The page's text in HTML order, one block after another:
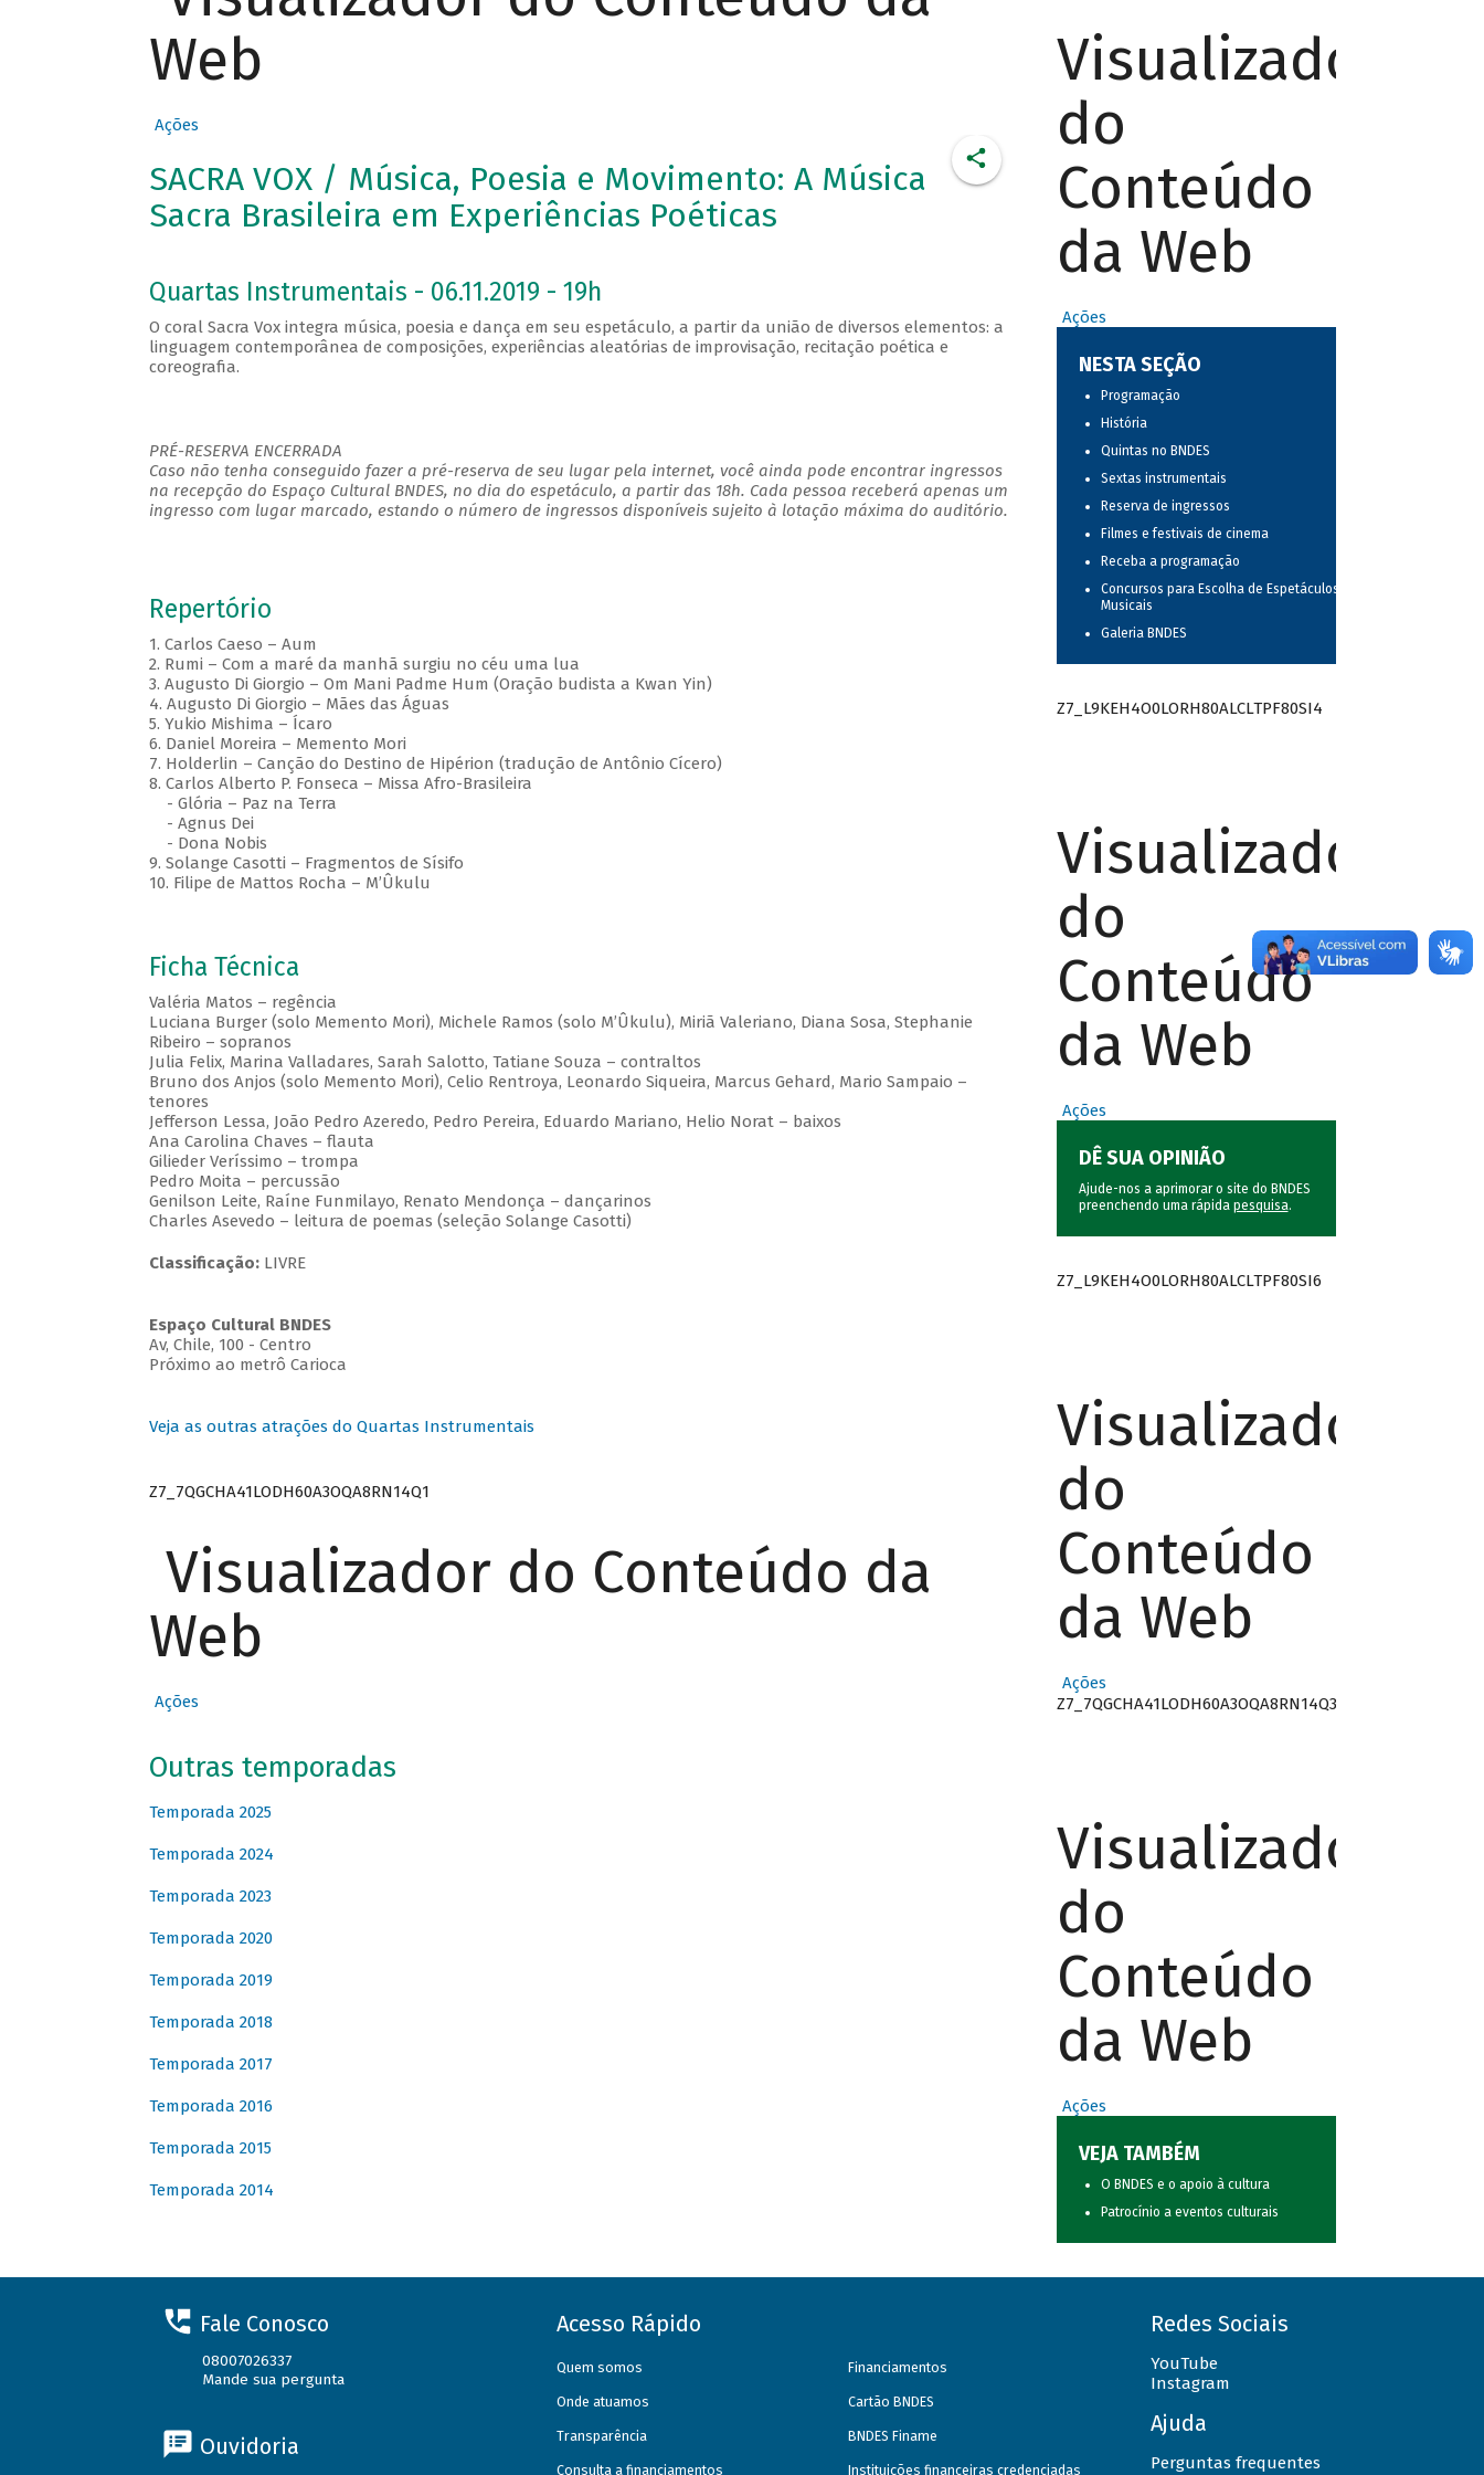
Web
Ações
SACRA VOX / Música, Poesia e Movimento: A Música
Sacra Brasileira em Experiências Poéticas
Quartas Instrumentais - 06.11.2019 - 19h
O coral Sacra Vox integra música, poesia e dança em seu espetáculo, a partir da união de diversos elementos: a
linguagem contemporânea de composições, experiências aleatórias de improvisação, recitação poética e
coreografia.
PRÉ-RESERVA ENCERRADA
Caso não tenha conseguido fazer a pré-reserva de seu lugar pela internet, você ainda pode encontrar ingressos
na recepção do Espaço Cultural BNDES, no dia do espetáculo, a partir das 18h. Cada pessoa receberá apenas um
ingresso com lugar marcado, estando o número de ingressos disponíveis sujeito à lotação máxima do auditório.
Repertório
1. Carlos Caeso – Aum
2. Rumi – Com a maré da manhã surgiu no céu uma lua
3. Augusto Di Giorgio – Om Mani Padme Hum (Oração budista a Kwan Yin)
4. Augusto Di Giorgio – Mães das Águas
5. Yukio Mishima – Ícaro
6. Daniel Moreira – Memento Mori
7. Holderlin – Canção do Destino de Hipérion (tradução de Antônio Cícero)
8. Carlos Alberto P. Fonseca – Missa Afro-Brasileira
- Glória – Paz na Terra
- Agnus Dei
- Dona Nobis
9. Solange Casotti – Fragmentos de Sísifo
10. Filipe de Mattos Rocha – M’Ûkulu
Ficha Técnica
Valéria Matos – regência
Luciana Burger (solo Memento Mori), Michele Ramos (solo M’Ûkulu), Miriã Valeriano, Diana Sosa, Stephanie
Ribeiro – sopranos
Julia Felix, Marina Valladares, Sarah Salotto, Tatiane Souza – contraltos
Bruno dos Anjos (solo Memento Mori), Celio Rentroya, Leonardo Siqueira, Marcus Gehard, Mario Sampaio –
tenores
Jefferson Lessa, João Pedro Azeredo, Pedro Pereira, Eduardo Mariano, Helio Norat – baixos
Ana Carolina Chaves – flauta
Gilieder Veríssimo – trompa
Pedro Moita – percussão
Genilson Leite, Raíne Funmilayo, Renato Mendonça – dançarinos
Charles Asevedo – leitura de poemas (seleção Solange Casotti)
Classificação: LIVRE
Espaço Cultural BNDES
Av, Chile, 100 - Centro
Próximo ao metrô Carioca
Veja as outras atrações do Quartas Instrumentais
Z7_7QGCHA41LODH60A3OQA8RN14Q1
Visualizador do Conteúdo da
Web
Ações
Outras temporadas
Temporada 2025
Temporada 2024
Temporada 2023
Temporada 2020
Temporada 2019
Temporada 2018
Temporada 2017
Temporada 2016
Temporada 2015
Temporada 2014
Visualizador
do
Conteúdo
da Web
Ações
NESTA SEÇÃO
Programação
História
Quintas no BNDES
Sextas instrumentais
Reserva de ingressos
Filmes e festivais de cinema
Receba a programação
Concursos para Escolha de Espetáculos
Musicais
Galeria BNDES
Z7_L9KEH4O0LORH80ALCLTPF80SI4
Visualizador
do
Conteúdo
da Web
Ações
DÊ SUA OPINIÃO
Ajude-nos a aprimorar o site do BNDES
preenchendo uma rápida pesquisa.
Z7_L9KEH4O0LORH80ALCLTPF80SI6
Visualizador
do
Conteúdo
da Web
Ações
Z7_7QGCHA41LODH60A3OQA8RN14Q3
Visualizador
do
Conteúdo
da Web
Ações
VEJA TAMBÉM
O BNDES e o apoio à cultura
Patrocínio a eventos culturais
Fale Conosco
08007026337
Mande sua pergunta
Ouvidoria
Acesso Rápido
Quem somos
Onde atuamos
Transparência
Consulta a financiamentos
Financiamentos
Cartão BNDES
BNDES Finame
Instituições financeiras credenciadas
Redes Sociais
YouTube
Instagram
Ajuda
Perguntas frequentes